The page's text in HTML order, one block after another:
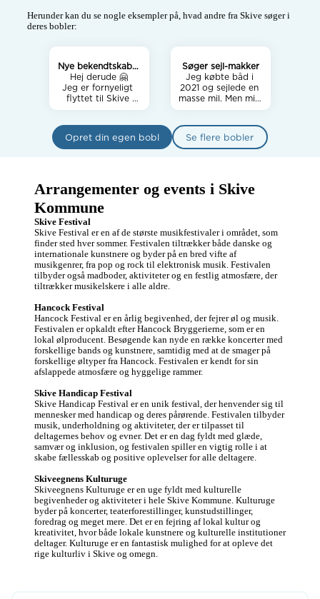
Herunder kan du se nogle eksempler på, hvad andre fra Skive søger i
deres bobler:
Nye bekendtskaber
i Skive-omegn 🤗
Hej derude 🤗
Jeg er fornyeligt
flyttet til Skive
grundet arbejde og
omgangskreds i
nærområdet endnu.
og vores to skønne
hunde og tossede
kat 🐶🐶🐱
Jeg søger alt fra
nogen der har lyst
til at gå ture med
hundene, tage ud
og få kaffe, og
kage (vigtigt med
kage-delen!), en
god snak over et
øl over et spil pool
eller brætspil, til par
middag,
fællesskaber,
madklubber og
hvad der ellers
måtte friste af sjove
aktiviteter.
Hvis jeg selv skal
sige det, så er jeg
meget udadvendt
og easy going (og
hvis min kæreste
skulle sige noget
nok at jeg snakker
meget… 🙊)
Hvis du tænker det
lyder som noget for
dig, så skriv
endelig! 😁
Søger sejl-makker
Jeg købte båd i
2021 og sejlede en
masse mil. Men min
faste makker/gast
år at han ikke kan
deltage så meget.
Jeg søger derfor en
ud og sejle. Jeg er
41 år, bor i Glyngøre
sammenbragte
børn. Båden ligger
naturligvis i
Glyngøre ;-)
Opret din egen bobl Se flere bobler
Arrangementer og events i Skive
Kommune
Skive Festival
Skive Festival er en af de største musikfestivaler i området, som
finder sted hver sommer. Festivalen tiltrækker både danske og
internationale kunstnere og byder på en bred vifte af
musikgenrer, fra pop og rock til elektronisk musik. Festivalen
tilbyder også madboder, aktiviteter og en festlig atmosfære, der
tiltrækker musikelskere i alle aldre.
Hancock Festival
Hancock Festival er en årlig begivenhed, der fejrer øl og musik.
Festivalen er opkaldt efter Hancock Bryggerierne, som er en
lokal ølproducent. Besøgende kan nyde en række koncerter med
forskellige bands og kunstnere, samtidig med at de smager på
forskellige øltyper fra Hancock. Festivalen er kendt for sin
afslappede atmosfære og hyggelige rammer.
Skive Handicap Festival
Skive Handicap Festival er en unik festival, der henvender sig til
mennesker med handicap og deres pårørende. Festivalen tilbyder
musik, underholdning og aktiviteter, der er tilpasset til
deltagernes behov og evner. Det er en dag fyldt med glæde,
samvær og inklusion, og festivalen spiller en vigtig rolle i at
skabe fællesskab og positive oplevelser for alle deltagere.
Skiveegnens Kulturuge
Skiveegnens Kulturuge er en uge fyldt med kulturelle
begivenheder og aktiviteter i hele Skive Kommune. Kulturuge
byder på koncerter, teaterforestillinger, kunstudstillinger,
foredrag og meget mere. Det er en fejring af lokal kultur og
kreativitet, hvor både lokale kunstnere og kulturelle institutioner
deltager. Kulturuge er en fantastisk mulighed for at opleve det
rige kulturliv i Skive og omegn.